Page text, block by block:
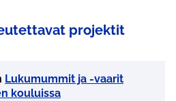
projektit
Lukumummit ja -vaarit
kouluissa